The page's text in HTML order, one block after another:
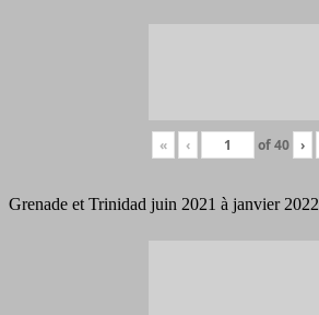
« ‹ of40 ›
Grenade et Trinidad juin 2021 à janvier 2022